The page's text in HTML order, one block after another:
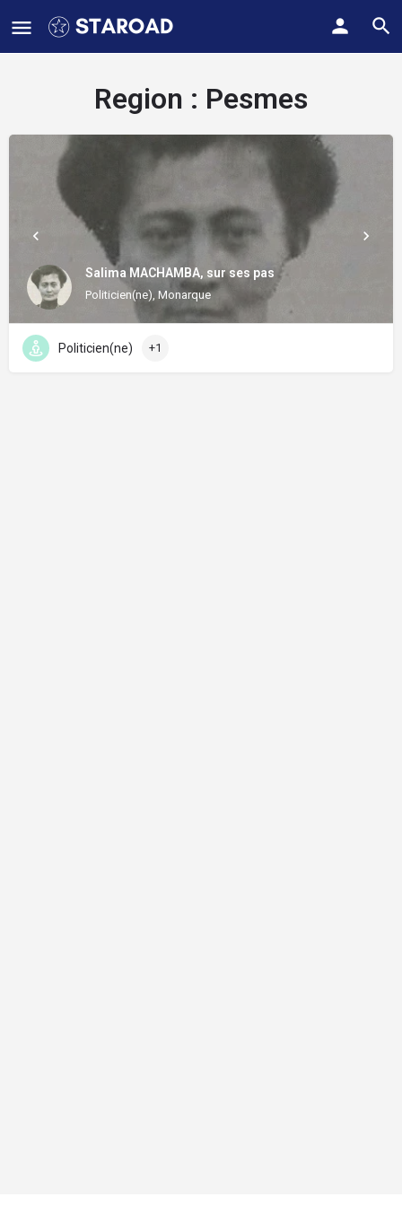
Region : Pesmes
Salima MACHAMBA, sur ses pas
Politicien(ne), Monarque
Politicien(ne) +1